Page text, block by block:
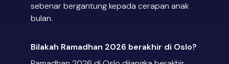
sebenar bergantung kepada cerapan anak
bulan.
Bilakah Ramadhan 2026 berakhir di Oslo?